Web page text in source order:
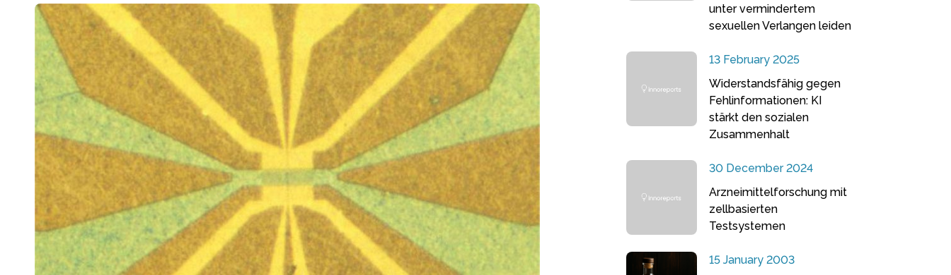
unter vermindertem
sexuellen Verlangen leiden
13 February 2025
Widerstandsfähig gegen
Fehlinformationen: KI
stärkt den sozialen
Zusammenhalt
30 December 2024
Arzneimittelforschung mit
zellbasierten
Testsystemen
15 January 2003